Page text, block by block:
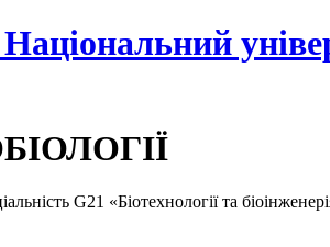
Національний
G21 «Біотехнології та